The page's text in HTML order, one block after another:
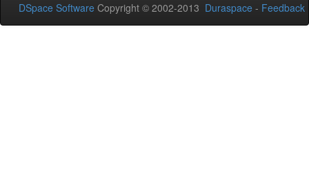
DSpace Software Copyright © 2002-2013 Duraspace - Feedback